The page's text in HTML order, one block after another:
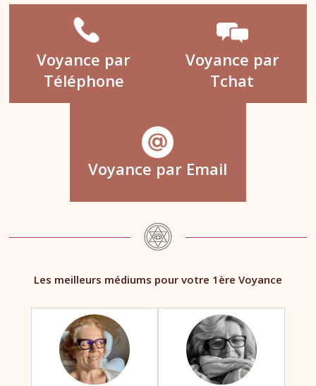
Voyance par
Téléphone
Voyance par
Tchat
Voyance par Email
Les meilleurs médiums pour votre 1ère Voyance